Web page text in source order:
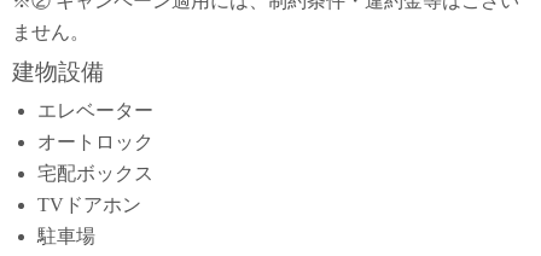
ません。
建物設備
エレベーター
オートロック
宅配ボックス
TVドアホン
駐車場